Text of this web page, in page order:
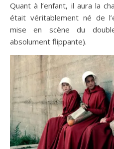
Quant à l’enfant, il aura la
était véritablement né de
mise en scène du
absolument flippante).